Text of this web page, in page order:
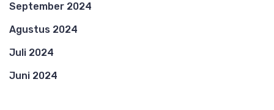
September 2024
Agustus 2024
Juli 2024
Juni 2024